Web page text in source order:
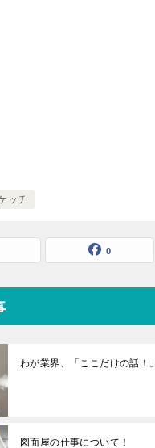
ッチ
0
わが業界、「ここだけの話！」
図面屋の仕事について！